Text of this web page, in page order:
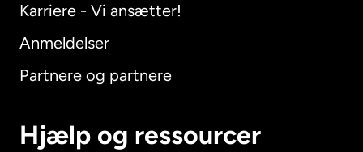
Karriere - Vi ansætter!
Anmeldelser
Partnere og partnere
Hjælp og ressourcer